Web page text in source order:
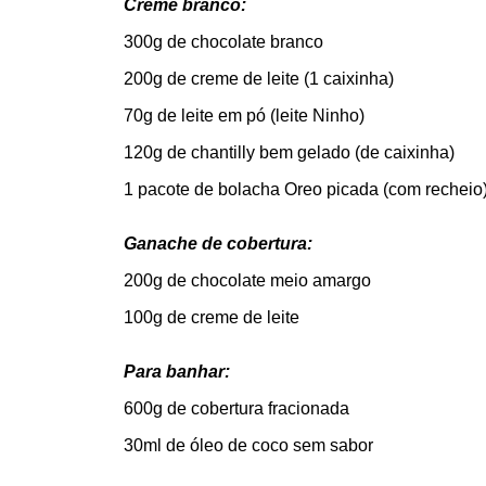
Creme branco:
300g de chocolate branco
200g de creme de leite (1 caixinha)
70g de leite em pó (leite Ninho)
120g de chantilly bem gelado (de caixinha)
1 pacote de bolacha Oreo picada (com
Ganache de cobertura:
200g de chocolate meio amargo
100g de creme de leite
Para banhar:
600g de cobertura fracionada
30ml de óleo de coco sem sabor